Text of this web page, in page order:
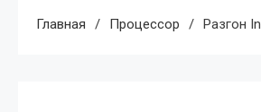
Главная Процессор Разгон